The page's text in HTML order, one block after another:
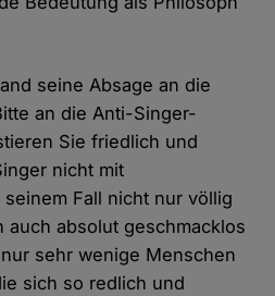
seine Absage an die
an die Anti-Singer-
Sie friedlich und
nicht mit
Fall nicht nur völlig
auch absolut geschmacklos
sehr wenige Menschen
sich so redlich und